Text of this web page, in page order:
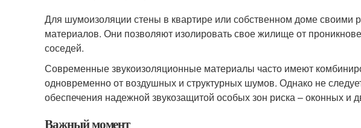
Для шумоизоляции стены в квартире или собственном доме своими
материалов. Они позволяют изолировать свое жилище от
соседей.
Современные звукоизоляционные материалы часто имеют
одновременно от воздушных и структурных шумов. Однако не
обеспечения надежной звукозащитой особых зон риска – оконных и
Важный момент